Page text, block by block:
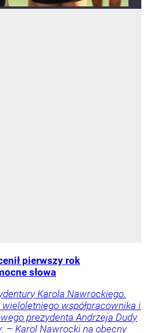
pierwszy rok
słowa
Karola Nawrockiego.
współpracownika i
prezydenta Andrzeja Dudy
– Karol Nawrocki na obecny